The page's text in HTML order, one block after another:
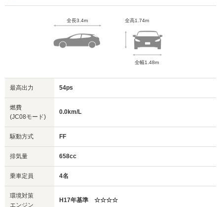
全長3.4m 全高1.74m
全幅1.48m
最高出力 54ps
燃費
(JC08モード)
0.0km/L
駆動方式 FF
排気量 658cc
乗車定員 4名
環境対策
エンジン
H17年基準 ☆☆☆☆